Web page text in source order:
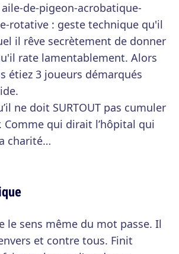
de-pigeon-acrobatique-
rotative : geste technique qu'il
il rêve secrètement de donner
rate lamentablement. Alors
étiez 3 joueurs démarqués
ne doit SURTOUT pas cumuler
Comme qui dirait l’hôpital qui
charité…
le sens même du mot passe. Il
et contre tous. Finit